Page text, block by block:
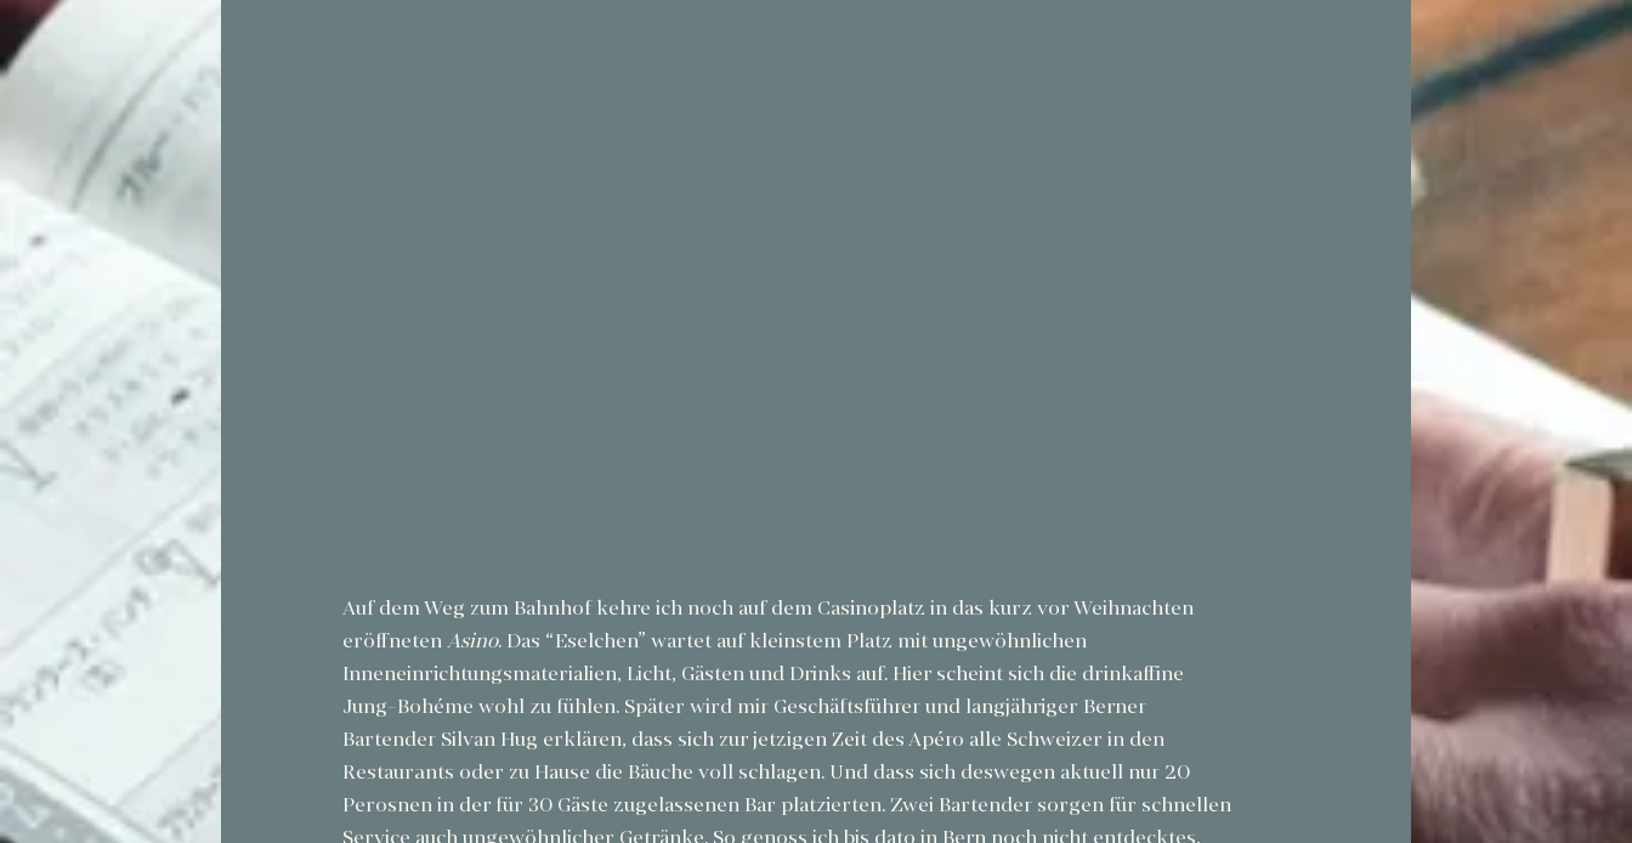
Auf dem Weg zum Bahnhof kehre ich noch auf dem Casinoplatz in das kurz vor Weihnachten
eröffneten Asino. Das “Eselchen” wartet auf kleinstem Platz mit ungewöhnlichen
Inneneinrichtungsmaterialien, Licht, Gästen und Drinks auf. Hier scheint sich die drinkaffine
Jung-Bohéme wohl zu fühlen. Später wird mir Geschäftsführer und langjähriger Berner
Bartender Silvan Hug erklären, dass sich zur jetzigen Zeit des Apéro alle Schweizer in den
Restaurants oder zu Hause die Bäuche voll schlagen. Und dass sich deswegen aktuell nur 20
Perosnen in der für 30 Gäste zugelassenen Bar platzierten. Zwei Bartender sorgen für schnellen